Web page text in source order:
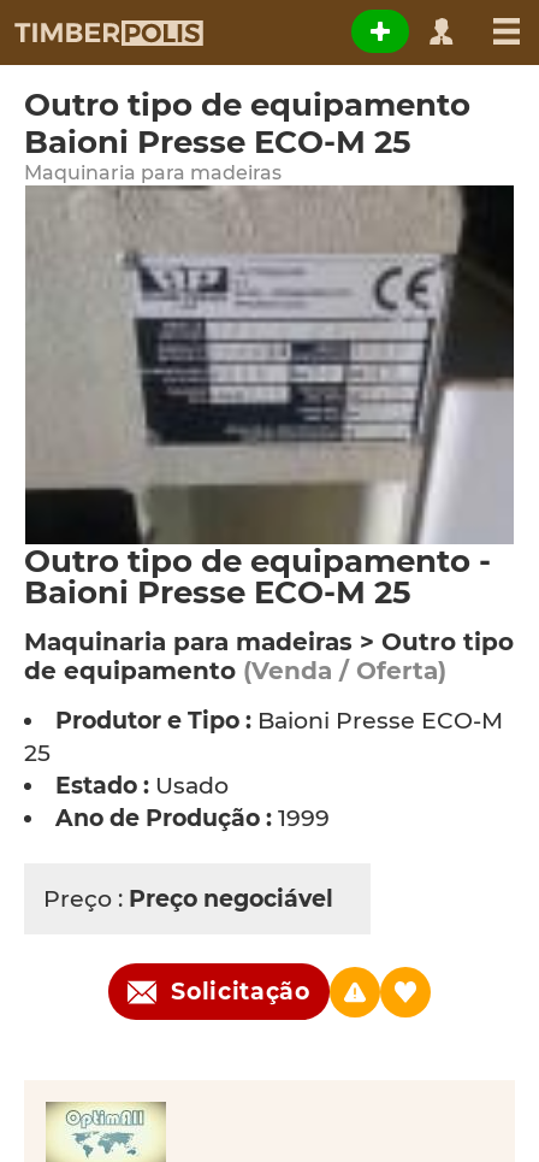
Outro tipo de equipamento
Baioni Presse ECO-M 25
Maquinaria para madeiras
Outro tipo de equipamento -
Baioni Presse ECO-M 25
Maquinaria para madeiras > Outro tipo
de equipamento (Venda / Oferta)
Produtor e Tipo : Baioni Presse ECO-M
25
Estado : Usado
Ano de Produção : 1999
Preço : Preço negociável
Solicitação